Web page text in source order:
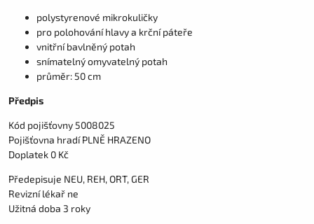
polystyrenové mikrokuličky
pro polohování hlavy a krční páteře
vnitřní bavlněný potah
snímatelný omyvatelný potah
průměr: 50 cm
Předpis
Kód pojišťovny 5008025
Pojišťovna hradí PLNĚ HRAZENO
Doplatek 0 Kč
Předepisuje NEU, REH, ORT, GER
Revizní lékař ne
Užitná doba 3 roky